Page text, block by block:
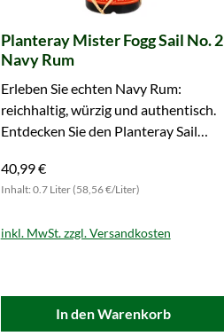
Planteray Mister Fogg Sail No. 2
Navy Rum
Erleben Sie echten Navy Rum:
reichhaltig, würzig und authentisch.
Entdecken Sie den Planteray Sail
40,99 €
Inhalt: 0.7 Liter (58,56 €/Liter)
inkl. MwSt. zzgl. Versandkosten
In den Warenkorb